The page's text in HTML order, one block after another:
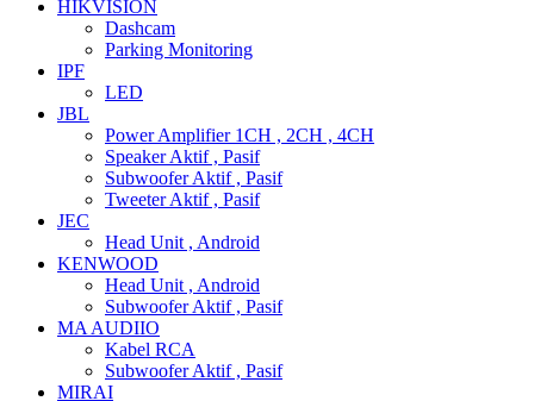
HIKVISION
Dashcam
Parking Monitoring
IPF
LED
JBL
Power Amplifier 1CH , 2CH , 4CH
Speaker Aktif , Pasif
Subwoofer Aktif , Pasif
Tweeter Aktif , Pasif
JEC
Head Unit , Android
KENWOOD
Head Unit , Android
Subwoofer Aktif , Pasif
MA AUDIIO
Kabel RCA
Subwoofer Aktif , Pasif
MIRAI